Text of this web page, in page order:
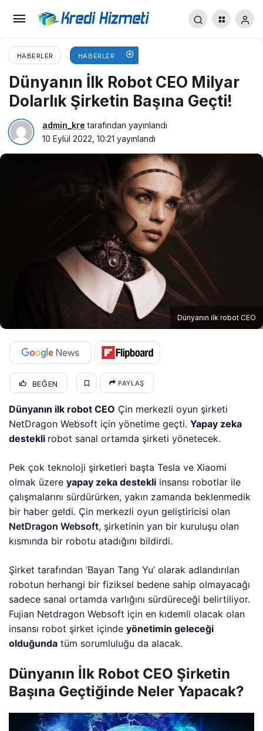
HABERLER HABERLER
Dünyanın İlk Robot CEO Milyar
Dolarlık Şirketin Başına Geçti!
admin_kre tarafından yayınlandı
10 Eylül 2022, 10:21 yayınlandı
Dünyanın ilk robot CEO
BEĞEN PAYLAŞ
Dünyanın ilk robot CEO Çin merkezli oyun şirketi
NetDragon Websoft için yönetime geçti.Yapay zeka
destekli robot sanal ortamda şirketi yönetecek.
Pek çok teknoloji şirketleri başta Tesla ve Xiaomi
olmak üzereyapay zeka destekli insansı robotlar ile
çalışmalarını sürdürürken, yakın zamanda beklenmedik
bir haber geldi. Çin merkezli oyun geliştiricisi olan
NetDragon Websoft, şirketinin yan bir kuruluşu olan
kısmında bir robotu atadığını bildirdi.
Şirket tarafından ‘Bayan Tang Yu’ olarak adlandırılan
robotun herhangi bir fiziksel bedene sahip olmayacağı
sadece sanal ortamda varlığını sürdüreceği belirtiliyor.
Fujian Netdragon Websoft için en kıdemli olacak olan
insansı robot şirket içindeyönetimin geleceği
olduğunda tüm sorumluluğu da alacak.
Dünyanın İlk Robot CEO Şirketin
Başına Geçtiğinde Neler Yapacak?